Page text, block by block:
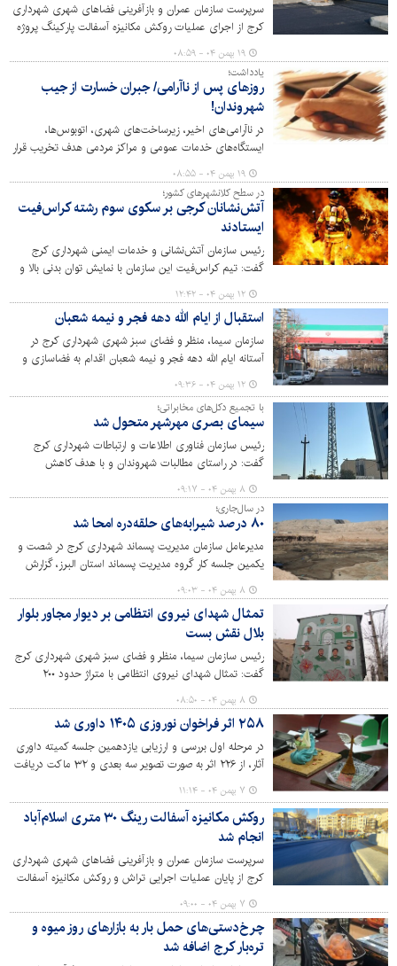
سرپرست سازمان عمران و بازآفرینی فضاهای شهری شهرداری
کرج از اجرای عملیات روکش مکانیزه آسفالت پارکینگ پروژه
پارکرود به عنوان یکی از پروژه‌های شاخص گردشگری کرج خبر
داد.
۱۹ بهمن ۰۴ - ۰۸:۵۹
یادداشت؛
روزهای پس از ناآرامی/ جبران خسارت از جیب
شهروندان!
در ناآرامی‌های اخیر، زیرساخت‌های شهری، اتوبوس‌ها،
ایستگاه‌های خدمات عمومی و مراکز مردمی هدف تخریب قرار
گرفتند؛ خساراتی که به‌جای صرف در عمران و رفاه عمومی، باید
از مالیات و عوارض مردم جبران شود. حال پرسش این است:
چرا بایدسرمایه‌ای که برای ساخت و آینده کشور اختصاص
یافته، خرج ترمیم بی‌خردی و خشونت شود؟
۱۹ بهمن ۰۴ - ۰۸:۵۵
در سطح کلانشهرهای کشور؛
آتش‌نشانان کرجی بر سکوی سوم رشته کراس‌فیت
ایستادند
رئیس سازمان آتش‌نشانی و خدمات ایمنی شهرداری کرج
گفت: تیم کراس‌فیت این سازمان با نمایش توان بدنی بالا و
آمادگی عملیاتی مثال‌زدنی، موفق شد در نخستین دوره
مسابقات قهرمانی کراس‌فیت کلانشهرهای کشور، مقام سوم
تیمی را از آن خود کند.
۱۲ بهمن ۰۴ - ۱۲:۴۲
استقبال از ایام الله دهه فجر و نیمه شعبان
سازمان سیما، منظر و فضای سبز شهری شهرداری کرج در
آستانه ایام الله دهه فجر و نیمه شعبان اقدام به فضاسازی و
اکران طرح‌های فرهنگی در مناطق ۱۰گانه شهر کرج کرده است.
۱۲ بهمن ۰۴ - ۰۹:۳۶
با تجمیع دکل‌های مخابراتی؛
سیمای بصری مهرشهر متحول شد
رئیس سازمان فناوری اطلاعات و ارتباطات شهرداری کرج
گفت: در راستای مطالبات شهروندان و با هدف کاهش
آلودگی‌های بصری، پروژه بزرگ ساماندهی زیرساخت‌های
ارتباطی در منطقه مهرشهر و محورهای مواصلاتی کلیدی کرج به
همت سازمان فاوا اجرایی شد.
۸ بهمن ۰۴ - ۰۹:۱۷
در سال‌جاری؛
۸۰ درصد شیرابه‌های حلقه‌دره امحا شد
مدیرعامل سازمان مدیریت پسماند شهرداری کرج در شصت و
یکمین جلسه کار گروه مدیریت پسماند استان البرز، گزارش
جامعی از مدیریت پسماندهای عادی، عفونی و نخاله‌های
ساختمانی ارائه داد و گفت: مدیریت شهری توانست در سال
جاری حدود ۸۰ درصد از شیرابه‌های مرکز دفن زباله حلقه‌دره را
امحا کند.
۸ بهمن ۰۴ - ۰۹:۰۳
تمثال شهدای نیروی انتظامی بر دیوار مجاور بلوار
بلال نقش بست
رئیس سازمان سیما، منظر و فضای سبز شهری شهرداری کرج
گفت: تمثال شهدای نیروی انتظامی با متراژ حدود ۲۰۰
مترمربع روی دیوار مجاور بلوار بلال اجرا شد.
۸ بهمن ۰۴ - ۰۸:۵۰
۲۵۸ اثر فراخوان نوروزی ۱۴۰۵ داوری شد
در مرحله اول بررسی و ارزیابی یازدهمین جلسه کمیته داوری
آثار، از ۲۲۶ اثر به صورت تصویر سه بعدی و ۳۲ ماکت دریافت
شده از هنرمندان در بخش اِلمان‌ها و هفت سین‌های شهری
فراخوان نوروز ۱۴۰۵، ۱۵ اثر مورد تایید اولیه قرار گرفت.
۷ بهمن ۰۴ - ۱۱:۱۴
روکش مکانیزه آسفالت رینگ ۳۰ متری اسلام‌آباد
انجام شد
سرپرست سازمان عمران و بازآفرینی فضاهای شهری شهرداری
کرج از پایان عملیات اجرایی تراش و روکش مکانیزه آسفالت
رینگ سی متری تپه مرادآب با رویکرد عدالت محوری و توزیع
عادلانه امکانات شهری در مناطق کم برخودار خبر داد.
۷ بهمن ۰۴ - ۰۹:۰۰
چرخ‌دستی‌های حمل بار به بازارهای روز میوه و
تره‌بار کرج اضافه شد